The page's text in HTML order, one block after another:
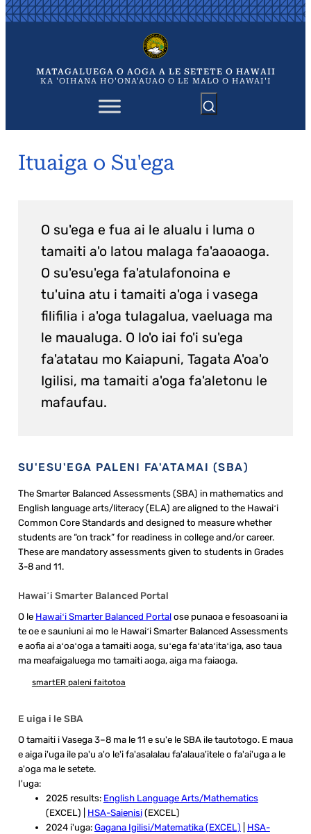
Skip
to
MATAGALUEGA O AOGA A LE SETETE O HAWAII
KA 'OIHANA HO'ONA'AUAO O LE MALO O HAWAI'I
Ituaiga o Su'ega
O su'ega e fua ai le alualu i luma o
tamaiti a'o latou malaga fa'aaoaoga.
O su'esu'ega fa'atulafonoina e
tu'uina atu i tamaiti a'oga i vasega
filifilia i a'oga tulagalua, vaeluaga ma
le maualuga. O lo'o iai fo'i su'ega
fa'atatau mo Kaiapuni, Tagata A'oa'o
Igilisi, ma tamaiti a'oga fa'aletonu le
mafaufau.
SU'ESU'EGA PALENI FA'ATAMAI (SBA)
The Smarter Balanced Assessments (SBA) in mathematics and
English language arts/literacy (ELA) are aligned to the Hawaiʻi
Common Core Standards and designed to measure whether
students are “on track” for readiness in college and/or career.
These are mandatory assessments given to students in Grades
3-8 and 11.
Hawaiʻi Smarter Balanced Portal
O le Hawaiʻi Smarter Balanced Portalose punaoa e fesoasoani ia
te oe e sauniuni ai mo le Hawaiʻi Smarter Balanced Assessments
e aofia ai aʻoaʻoga a tamaiti aoga, suʻega faʻataʻitaʻiga, aso taua
ma meafaigaluega mo tamaiti aoga, aiga ma faiaoga.
smartER paleni faitotoa
E uiga i le SBA
O tamaiti i Vasega 3–8 ma le 11 e su'e le SBA ile tautotogo. E maua
e aiga i'uga ile pa'u a'o le'i fa'asalalau fa'alaua'itele o fa'ai'uga a le
a'oga ma le setete.
I'uga:
2025 results: English Language Arts/Mathematics
(EXCEL) | HSA-Saienisi(EXCEL)
2024 i'uga: Gagana Igilisi/Matematika (EXCEL)
HSA-